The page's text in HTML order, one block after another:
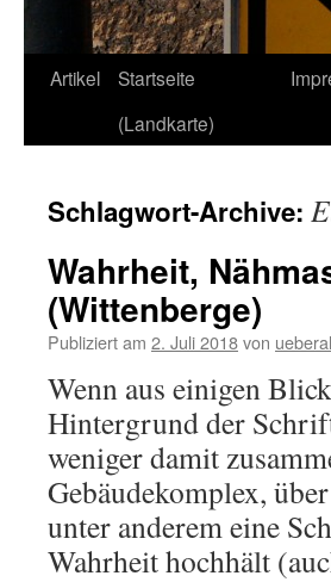
Zum
Artikel
Startseite
(Landkarte)
Schlagwort-Archive:
Wahrheit,
(Wittenberge)
Publiziert am 2. Juli 2018von
Wenn aus einigen
Hintergrund der
weniger damit
Gebäudekomplex,
unter anderem eine
Wahrheit hochhält